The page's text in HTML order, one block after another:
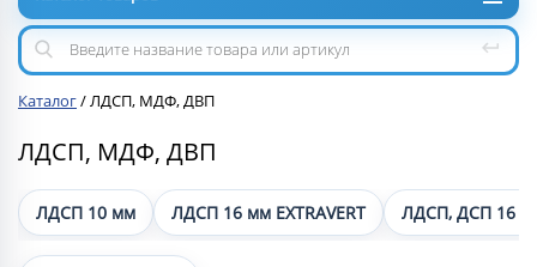
Каталог/ЛДСП, МДФ, ДВП
ЛДСП, МДФ, ДВП
ЛДСП 10 мм ЛДСП 16 мм EXTRAVERT ЛДСП, ДСП 16